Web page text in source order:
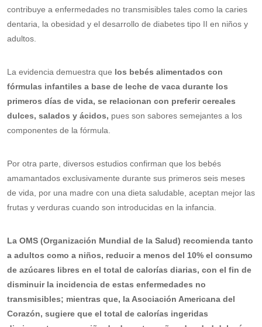
contribuye a enfermedades no transmisibles tales como la caries
dentaria, la obesidad y el desarrollo de diabetes tipo II en niños y
adultos.
La evidencia demuestra que los bebés alimentados con
fórmulas infantiles a base de leche de vaca durante los
primeros días de vida, se relacionan con preferir cereales
dulces, salados y ácidos, pues son sabores semejantes a los
componentes de la fórmula.
Por otra parte, diversos estudios confirman que los bebés
amamantados exclusivamente durante sus primeros seis meses
de vida, por una madre con una dieta saludable, aceptan mejor las
frutas y verduras cuando son introducidas en la infancia.
La OMS (Organización Mundial de la Salud) recomienda tanto
a adultos como a niños, reducir a menos del 10% el consumo
de azúcares libres en el total de calorías diarias, con el fin de
disminuir la incidencia de estas enfermedades no
transmisibles; mientras que, la Asociación Americana del
Corazón, sugiere que el total de calorías ingeridas